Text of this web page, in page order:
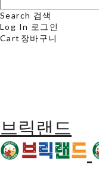
Search 검색
Log In 로그인
Cart 장바구니
브릭랜드